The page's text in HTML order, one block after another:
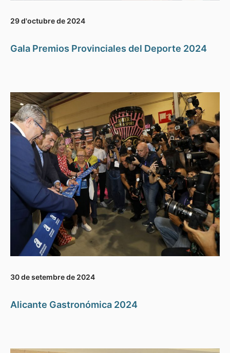
29 d'octubre de 2024
Gala Premios Provinciales del Deporte 2024
30 de setembre de 2024
Alicante Gastronómica 2024